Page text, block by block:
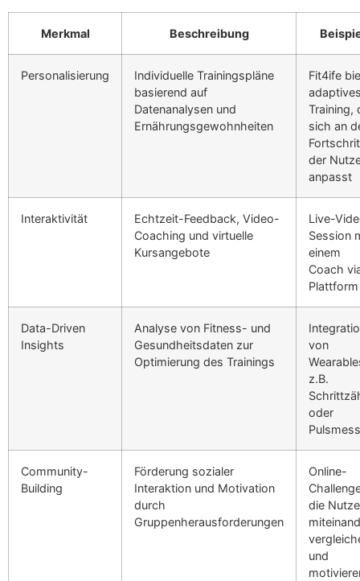
Merkmal Beschreibung
Personalisierung
Individuelle Trainingspläne
basierend auf
Datenanalysen und
Ernährungsgewohnheiten
Fit4ife
Training,
sich an
der
anpasst
Interaktivität
Echtzeit-Feedback, Video-
Coaching und virtuelle
Kursangebote
Live-
Session
einem
Coach
Plattform
Data-Driven
Insights
Analyse von Fitness- und
Gesundheitsdaten zur
Optimierung des Trainings
von
z.B.
oder
Community-
Building
Förderung sozialer
Interaktion und Motivation
durch
Gruppenherausforderungen
Online-
die
und